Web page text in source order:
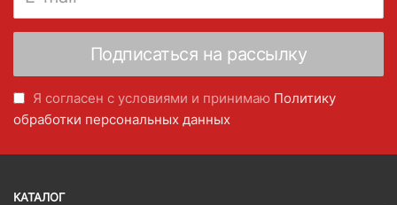
Я согласен с условиями и принимаю Политику
обработки персональных данных
КАТАЛОГ